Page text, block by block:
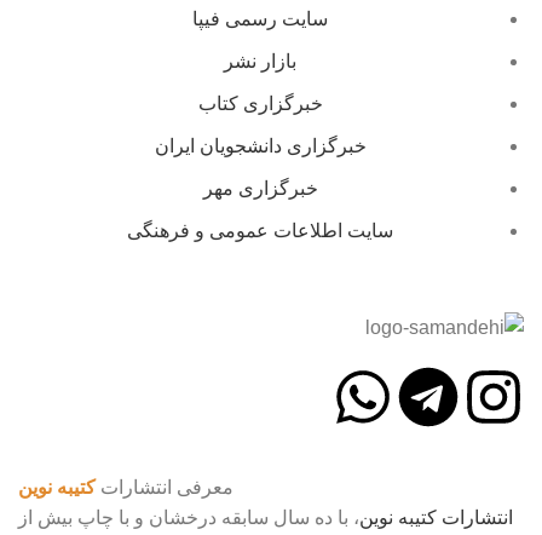
سایت رسمی فیپا
بازار نشر
خبرگزاری کتاب
خبرگزاری دانشجویان ایران
خبرگزاری مهر
سایت اطلاعات عمومی و فرهنگی
معرفی انتشاراتکتیبه نوین
انتشارات کتیبه نوین، با ده سال سابقه درخشان و با چاپ بیش از